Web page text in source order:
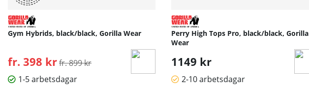
Gym Hybrids, black/black, Gorilla Wear
fr. 398 krOrdinarie pris:
fr. 899 kr
1-5 arbetsdagar
Perry High Tops Pro, black/black, Gorilla
Wear
1149 kr
2-10 arbetsdagar